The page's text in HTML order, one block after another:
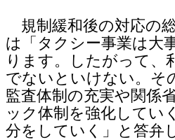
規制緩和後の対応の
は「タクシー事業は大
ります。したがって、
でないといけない。そ
監査体制の充実や関係
ック体制を強化してい
分をしていく」と答弁